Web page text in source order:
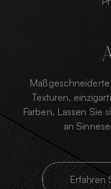
Texturen,
Farben. Lassen Sie
an
Erfahren